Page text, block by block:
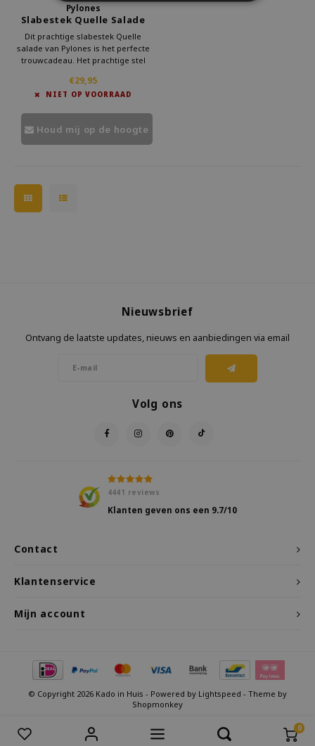
0
Pylones
Slabestek Quelle Salade
black
Dit prachtige slabestek Quelle
salade van Pylones is het perfecte
trouwcadeau. Het prachtige stel
Het paar al ervan genieten om om
de lekkerste salades op te
€29,95
NIET OP VOORRAAD
Houd mij op de hoogte
Contact
Nieuwsbrief
Ontvang de laatste updates, nieuws en aanbiedingen via email
Volg ons
4441 reviews
Klanten geven ons een 9.7/10
Klantenservice
Mijn account
© Copyright 2026 Kado in Huis - Powered by Lightspeed - Theme by
Shopmonkey
Vergelijk producten 0